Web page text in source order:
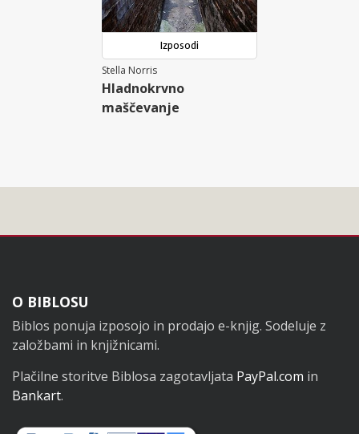
Izposodi
Stella Norris
Hladnokrvno
maščevanje
Noga
O BIBLOSU
Biblos ponuja izposojo in prodajo e-knjig. Sodeluje z
založbami in knjižnicami.
Plačilne storitve Biblosa zagotavljata PayPal.com in
Bankart.